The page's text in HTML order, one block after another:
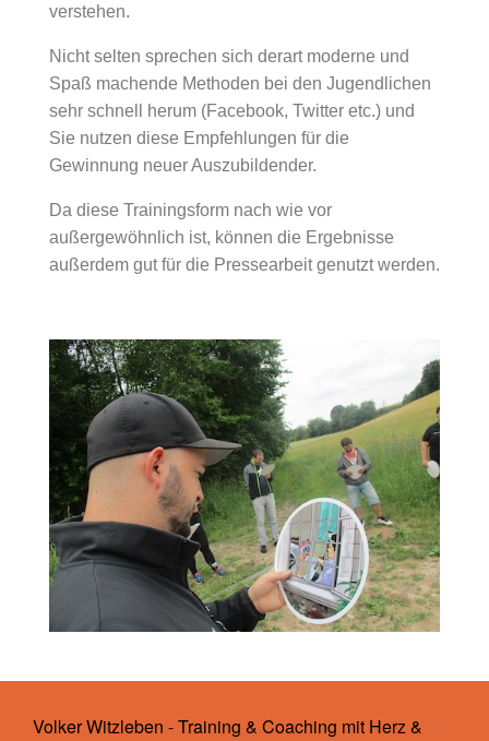
verstehen.
Nicht selten sprechen sich derart moderne und
Spaß machende Methoden bei den Jugendlichen
sehr schnell herum (Facebook, Twitter etc.) und
Sie nutzen diese Empfehlungen für die
Gewinnung neuer Auszubildender.
Da diese Trainingsform nach wie vor
außergewöhnlich ist, können die Ergebnisse
außerdem gut für die Pressearbeit genutzt werden.
Volker Witzleben - Training & Coaching mit Herz &